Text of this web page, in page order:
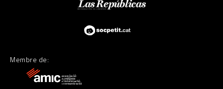
Membre de: